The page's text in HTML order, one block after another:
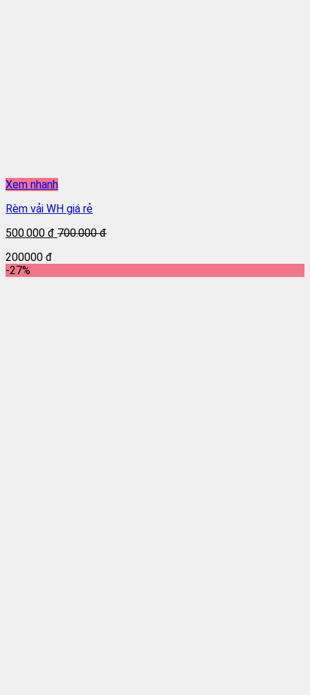
Xem nhanh
Rèm vải WH giá rẻ
500.000 đ 700.000 đ
200000 đ
-27%